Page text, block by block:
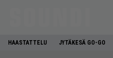
HAASTATTELU JYTÄKESÄ GO-GO